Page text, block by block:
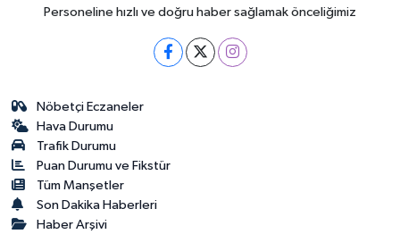
Personeline hızlı ve doğru haber sağlamak önceliğimiz
Nöbetçi Eczaneler
Hava Durumu
Trafik Durumu
Puan Durumu ve Fikstür
Tüm Manşetler
Son Dakika Haberleri
Haber Arşivi